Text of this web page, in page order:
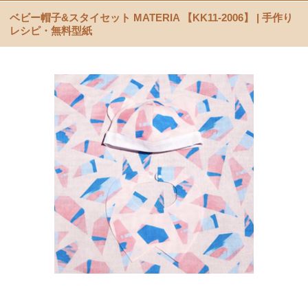
ベビー帽子&スタイセット MATERIA 【KK11-2006】 | 手作り
レシピ・無料型紙